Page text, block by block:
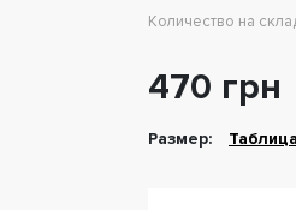
Количество на
470 грн
Размер: